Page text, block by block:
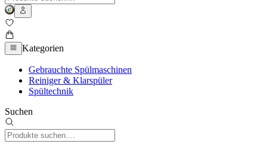
Kategorien
Gebrauchte Spülmaschinen
Reiniger & Klarspüler
Spültechnik
Suchen